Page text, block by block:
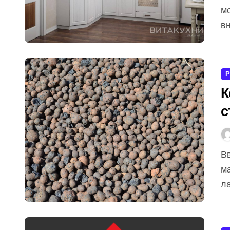
Введение Керамзит — это легкий, пористый